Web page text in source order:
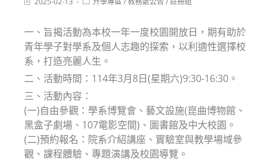
一、旨揭活動為本校一年一度校園開放日，期有助於
青年學子對學系及個人志趣的探索，以利適性選擇校
系，打造亮麗人生。
二、活動時間：114年3月8日(星期六)9:30-16:30。
三、活動內容：
(一)自由參觀：學系博覽會、藝文設施(崑曲博物館、
黑盒子劇場、107電影空間)、圖書館及中大校園。
(二)預約報名：院系介紹講座、實驗室與教學場域參
觀、課程體驗、專題演講及校園導覽。